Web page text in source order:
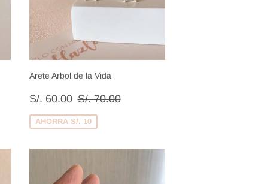
Arete Arbol de la Vida
Precio
de
venta
S/. 60.00 S/.
60.00
Precio habitual
S/. 70.00S/. 70.00
AHORRA S/. 10